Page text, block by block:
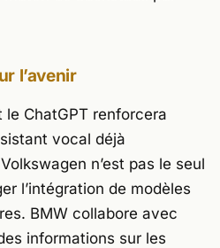
l’avenir
ChatGPT renforcera
vocal déjà
n’est pas le seul
l’intégration de modèles
BMW collabore avec
informations sur les